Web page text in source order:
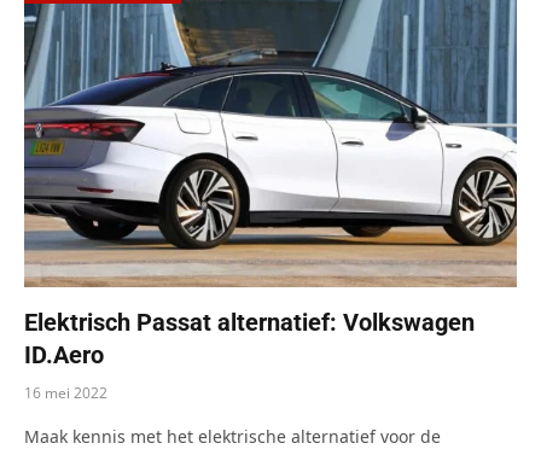
Elektrisch Passat alternatief: Volkswagen
ID.Aero
16 mei 2022
Maak kennis met het elektrische alternatief voor de